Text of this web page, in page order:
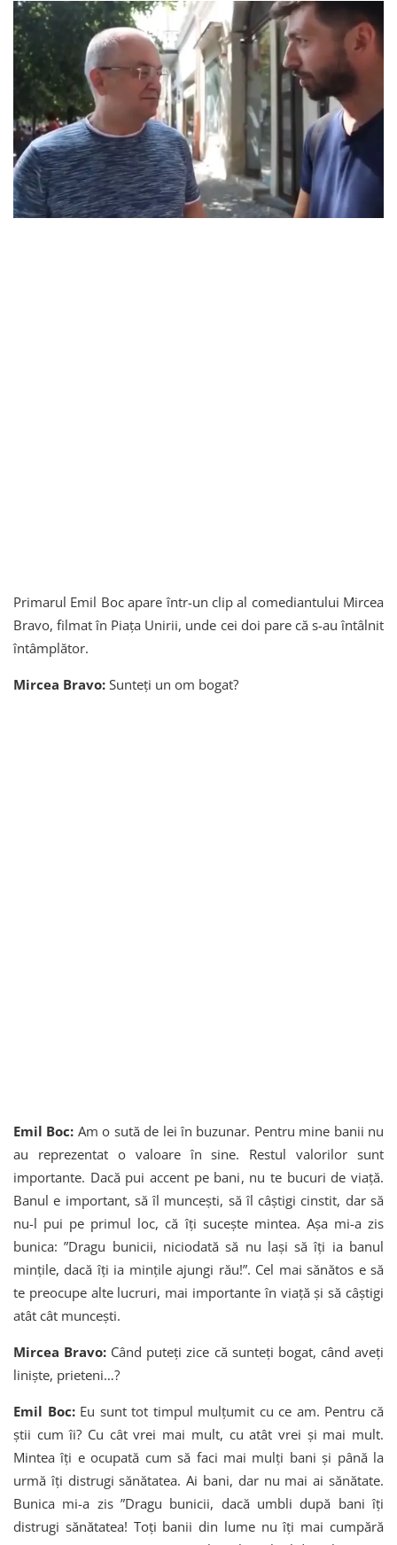
Primarul Emil Boc apare într-un clip al comediantului Mircea
Bravo, filmat în Piața Unirii, unde cei doi pare că s-au întâlnit
întâmplător.
Mircea Bravo: Sunteți un om bogat?
Emil Boc: Am o sută de lei în buzunar. Pentru mine banii nu
au reprezentat o valoare în sine. Restul valorilor sunt
importante. Dacă pui accent pe bani, nu te bucuri de viață.
Banul e important, să îl muncești, să îl câștigi cinstit, dar să
nu-l pui pe primul loc, că îți sucește mintea. Așa mi-a zis
bunica: ”Dragu bunicii, niciodată să nu lași să îți ia banul
mințile, dacă îți ia mințile ajungi rău!”. Cel mai sănătos e să
te preocupe alte lucruri, mai importante în viață și să câștigi
atât cât muncești.
Mircea Bravo: Când puteți zice că sunteți bogat, când aveți
liniște, prieteni…?
Emil Boc: Eu sunt tot timpul mulțumit cu ce am. Pentru că
știi cum îi? Cu cât vrei mai mult, cu atât vrei și mai mult.
Mintea îți e ocupată cum să faci mai mulți bani și până la
urmă îți distrugi sănătatea. Ai bani, dar nu mai ai sănătate.
Bunica mi-a zis ”Dragu bunicii, dacă umbli după bani îți
distrugi sănătatea! Toți banii din lume nu îți mai cumpără